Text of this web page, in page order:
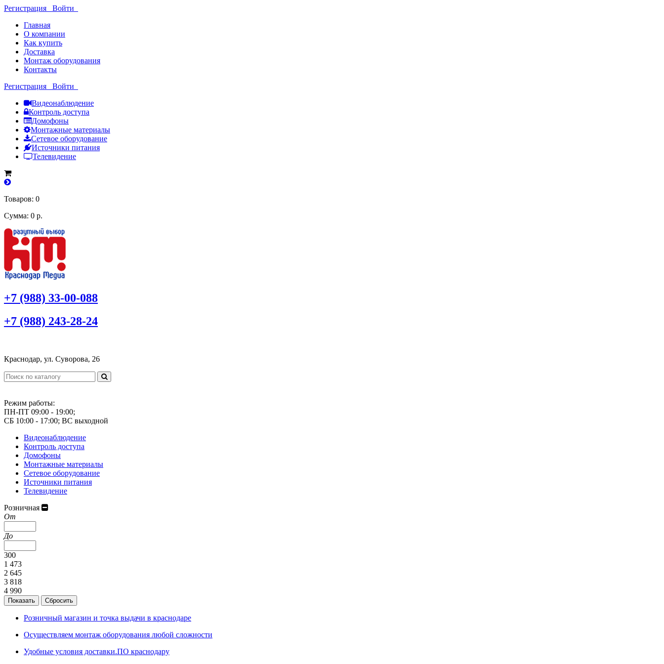
Регистрация Войти
Главная
О компании
Как купить
Доставка
Монтаж оборудования
Контакты
Регистрация Войти
Видеонаблюдение
Контроль доступа
Домофоны
Монтажные материалы
Сетевое оборудование
Источники питания
Телевидение
Товаров: 0
Сумма: 0 р.
+7 (988) 33-00-088
+7 (988) 243-28-24
Краснодар, ул. Суворова, 26
Режим работы:
ПН-ПТ 09:00 - 19:00;
СБ 10:00 - 17:00; ВС выходной
Видеонаблюдение
Контроль доступа
Домофоны
Монтажные материалы
Сетевое оборудование
Источники питания
Телевидение
Розничная
От
До
300
1 473
2 645
3 818
4 990
Розничный магазин и точка выдачи в краснодаре
Осуществляем монтаж оборудования любой сложности
Удобные условия доставки.ПО краснодару